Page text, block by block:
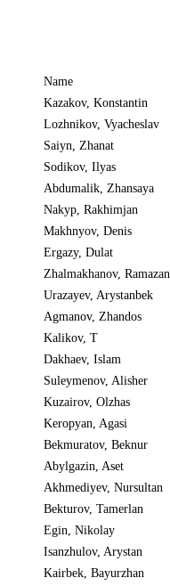
Name
Kazakov, Konstantin
Lozhnikov, Vyacheslav
Saiyn, Zhanat
Sodikov, Ilyas
Abdumalik, Zhansaya
Nakyp, Rakhimjan
Makhnyov, Denis
Ergazy, Dulat
Zhalmakhanov, Ramazan
Urazayev, Arystanbek
Agmanov, Zhandos
Kalikov, T
Dakhaev, Islam
Suleymenov, Alisher
Kuzairov, Olzhas
Keropyan, Agasi
Bekmuratov, Beknur
Abylgazin, Aset
Akhmediyev, Nursultan
Bekturov, Tamerlan
Egin, Nikolay
Isanzhulov, Arystan
Kairbek, Bayurzhan